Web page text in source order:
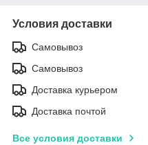
Условия доставки
Самовывоз
Самовывоз
Доставка курьером
Доставка почтой
Все условия доставки